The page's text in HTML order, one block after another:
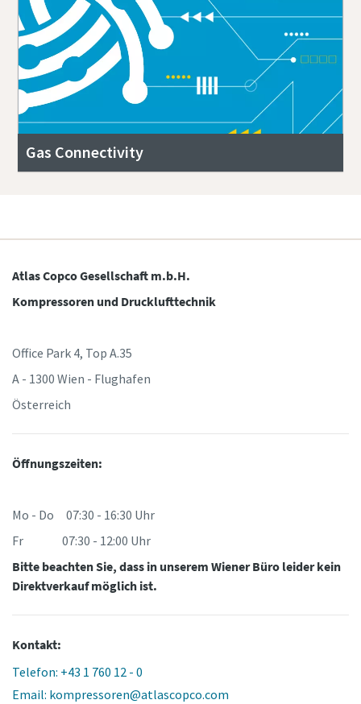
Gas Connectivity
Atlas Copco Gesellschaft m.b.H.
Kompressoren und Drucklufttechnik
Office Park 4, Top A.35
A - 1300 Wien - Flughafen
Österreich
Öffnungszeiten:
Mo - Do 07:30 - 16:30 Uhr
Fr 07:30 - 12:00 Uhr
Bitte beachten Sie, dass in unserem Wiener Büro leider kein
Direktverkauf möglich ist.
Kontakt:
Telefon: +43 1 760 12 - 0
Email: kompressoren@atlascopco.com